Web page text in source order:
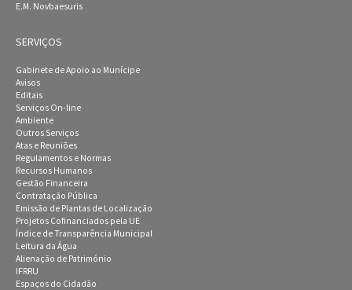
E.M. Novbaesuris
SERVIÇOS
Gabinete de Apoio ao Munícipe
Avisos
Editais
Serviços On-line
Ambiente
Outros Serviços
Atas e Reuniões
Regulamentos e Normas
Recursos Humanos
Gestão Financeira
Contratação Pública
Emissão de Plantas de Localização
Projetos Cofinanciados pela UE
Índice de Transparência Municipal
Leitura da Água
Alienação de Património
IFRRU
Espaços do Cidadão